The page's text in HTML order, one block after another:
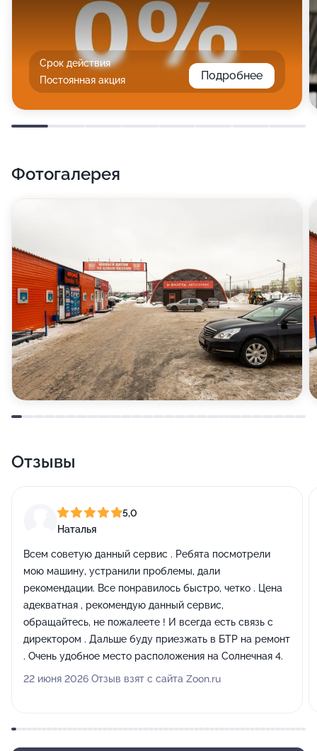
Срок действия
Постоянная акция
Подробнее
Фотогалерея
Отзывы
5,0
Наталья
Всем советую данный сервис . Ребята посмотрели
мою машину, устранили проблемы, дали
рекомендации. Все понравилось быстро, четко . Цена
адекватная , рекомендую данный сервис,
обращайтесь, не пожалеете ! И всегда есть связь с
директором . Дальше буду приезжать в БТР на ремонт
. Очень удобное место расположения на Солнечная 4.
22 июня 2026 Отзыв взят с сайта Zoon.ru